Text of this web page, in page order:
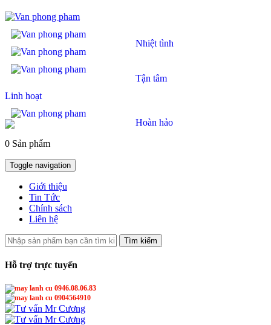
Nhiệt tình
Tận tâm
Linh hoạt
Hoàn hảo
0 Sản phẩm
Toggle navigation
Giới thiệu
Tin Tức
Chính sách
Liên hệ
Tìm kiếm
Hỗ trợ trực tuyến
0946.08.06.83
0904564910
Mr Cương
Mr Cương